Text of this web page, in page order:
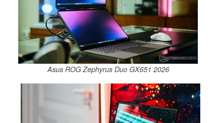
Asus ROG Zephyrus Duo GX651 2026